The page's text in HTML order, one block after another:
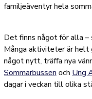
familjeäventyr hela
Det finns något för alla –
Många aktiviteter är helt
något nytt, träffa nya
Sommarbussen och Ung
dagar i veckan till olika